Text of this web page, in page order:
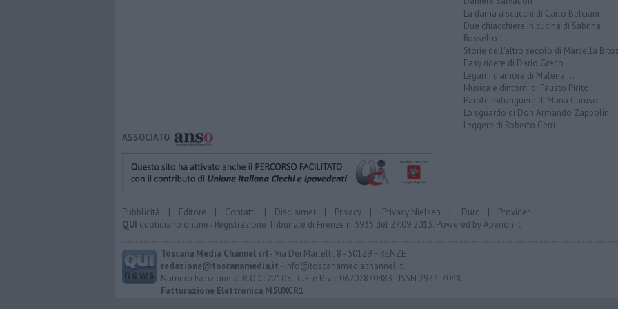
La dama a scacchi di Carlo Belciani
Due chiacchiere in cucina di Sabrina
Rossello
Storie dell'altro secolo di Marcella
Easy ridere di Dario Greco
Legami d'amore di Malena ...
Musica e dintorni di Fausto Pirìto
Parole milonguere di Maria Caruso
Lo sguardo di Don Armando Zappolini
Leggere di Roberto Cerri
ASSOCIATO
Pubblicità | Editore | Contatti | Disclaimer | Privacy | Privacy Nielsen | Durc | Provider
QUI quotidiano online - Registrazione Tribunale di Firenze n. 5935 del 27.09.2013. Powered byAperion.it
Toscana Media Channel srl- Via Dei Martelli, 8 - 50129 FIRENZE
redazione@toscanamedia.it - info@toscanamediachannel.it
Numero Iscrizione al R.O.C: 22105 - C.F. e P.Iva: 06207870483 - ISSN 2974-704X
Fatturazione Elettronica M5UXCR1